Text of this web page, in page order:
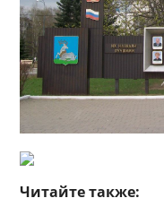
Читайте также: